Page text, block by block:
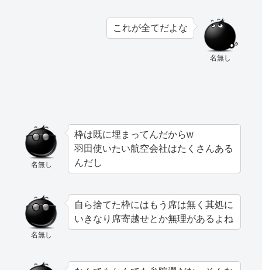
名無し
これが全てだよな
名無し
枠は既に埋まってんだからw
羽田使いたい航空会社はたくさんある
んだし
名無し
自ら捨てた枠にはもう席は無く其処に
いきなり席寄越せとか無理があるよね